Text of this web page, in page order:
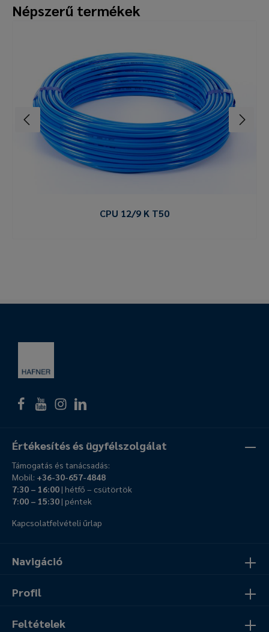
Népszerű termékek
CPU 12/9 K T50
Navigáció
Profil
Feltételek
Értékesítés és ügyfélszolgálat
Támogatás és tanácsadás:
Mobil: +36-30-657-4848
7:30 – 16:00| hétfő – csütörtök
7:00 – 15:30| péntek
Kapcsolatfelvételi űrlap